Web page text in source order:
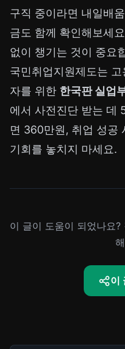
구직 중이라면 내일배
금도 함께 확인해보세
없이 챙기는 것이 중요
국민취업지원제도는
자를 위한 한국판 실업
에서 사전진단 받는 데
면 360만원, 취업 성공
기회를 놓치지 마세요.
이 글이 도움이 되었나요
이